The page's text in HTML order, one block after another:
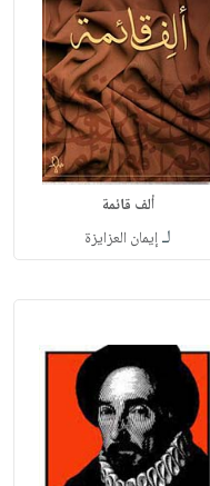
ألف قائمة
لـإيمان العزايزة